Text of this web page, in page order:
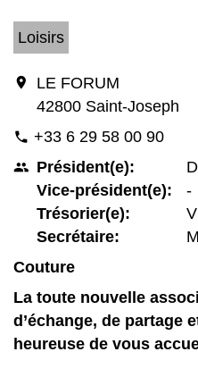
Loisirs
location_on
LE FORUM
42800 Saint-Joseph
phone +33 6 29 58 00 90
people Président(e):
Vice-président(e):
Trésorier(e):
Secrétaire:
-
Couture
La toute nouvelle
d’échange, de partage
heureuse de vous